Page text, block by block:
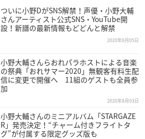
ついに小野DがSNS解禁！声優・小野大輔
さんアーティスト公式SNS・YouTube開
設！新譜の最新情報もどどんと解禁
2020年8月05日
小野大輔さんらおれパラホストによる音楽
の祭典「おれサマー2020」無観客有料生配
信に変更で開催へ 11組のゲストも全員参
加
2020年8月03日
小野大輔さんのミニアルバム「STARGAZE
R」発売決定！“チャーム付きフライトタ
グ”が付属する限定グッズ版も